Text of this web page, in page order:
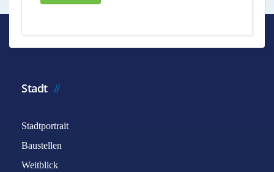
Stadt
Stadtportrait
Baustellen
Weitblick